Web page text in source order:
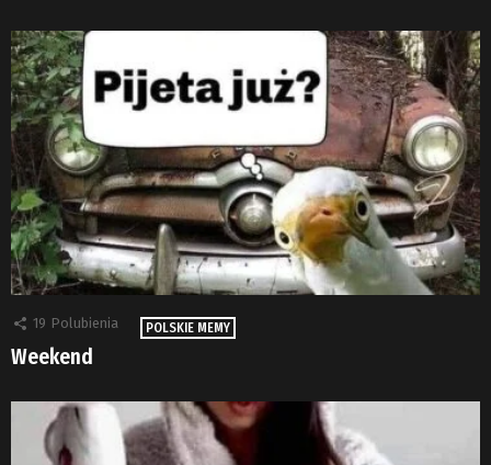
19 Polubienia POLSKIE MEMY
Weekend